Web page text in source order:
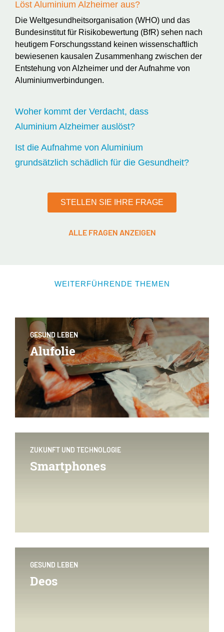
Löst Aluminium Alzheimer aus?
Die Weltgesundheitsorganisation (WHO) und das
Bundesinstitut für Risikobewertung (BfR) sehen nach
heutigem Forschungsstand keinen wissenschaftlich
bewiesenen kausalen Zusammenhang zwischen der
Entstehung von Alzheimer und der Aufnahme von
Aluminiumverbindungen.
Woher kommt der Verdacht, dass
Aluminium Alzheimer auslöst?
Ist die Aufnahme von Aluminium
grundsätzlich schädlich für die Gesundheit?
STELLEN SIE IHRE FRAGE
ALLE FRAGEN ANZEIGEN
WEITERFÜHRENDE THEMEN
GESUND LEBEN
Alufolie
ZUKUNFT UND TECHNOLOGIE
Smartphones
GESUND LEBEN
Deos